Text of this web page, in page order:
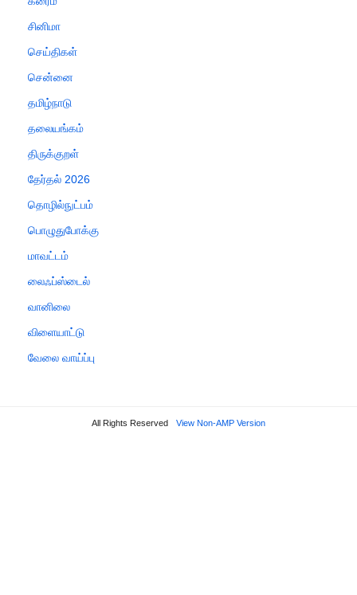
சினிமா
செய்திகள்
சென்னை
தமிழ்நாடு
தலையங்கம்
திருக்குறள்
தேர்தல் 2026
தொழில்நுட்பம்
பொழுதுபோக்கு
மாவட்டம்
லைஃப்ஸ்டைல்
வானிலை
விளையாட்டு
வேலை வாய்ப்பு
All Rights Reserved View Non-AMP Version